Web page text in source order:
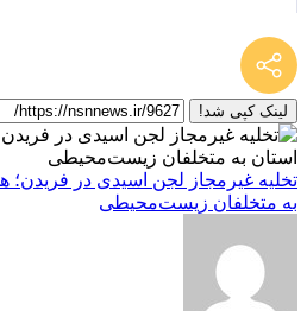
لینک کپی شد!
تخلیه غیرمجاز لجن اسیدی در فریدن؛
به متخلفان زیست‌محیطی